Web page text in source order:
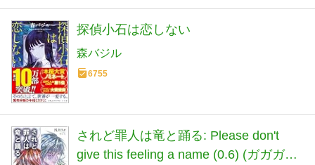
探偵小石は恋しない
森バジル
6755
されど罪人は竜と踊る: Please don't
give this feeling a name (0.6) (ガガガ文